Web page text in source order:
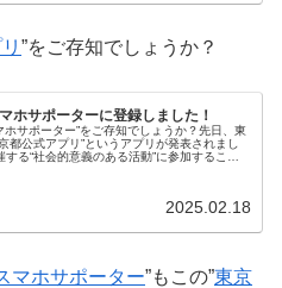
”をご存知でしょうか？
ホサポーターに登録しました！
ホサポーター”をご存知でしょうか？先日、東
都公式アプリ”というアプリが発表されまし
する“社会的意義のある活動”に参加すること
2025.02.18
マホサポーター”もこの”東京